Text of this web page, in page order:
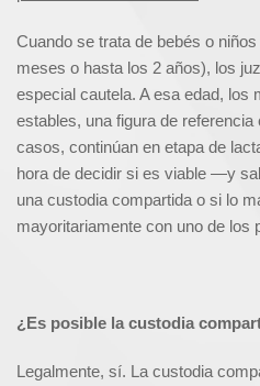
Cuando se trata de bebés o
meses o hasta los 2 años), los
especial cautela. A esa edad, los
estables, una figura de
casos, continúan en etapa de
hora de decidir si es viable —y
una custodia compartida o si lo
mayoritariamente con uno de los
¿Es posible la custodia
Legalmente, sí. La custodia